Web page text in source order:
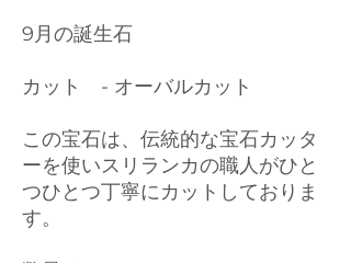
9月の誕生石
カット - オーバルカット
この宝石は、伝統的な宝石カッタ
ーを使いスリランカの職人がひと
つひとつ丁寧にカットしておりま
す。